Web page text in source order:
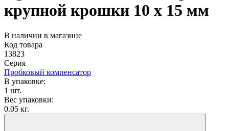
крупной крошки 10 х 15 мм
В наличии в магазине
Код товара
13823
Серия
Пробковый компенсатор
В упаковке:
1 шт.
Вес упаковки:
0.05 кг.